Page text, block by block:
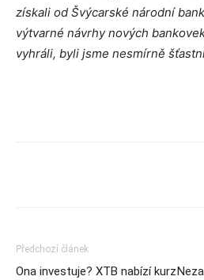
získali od Švýcarské národní
výtvarné návrhy nových
vyhráli, byli jsme nesmírně
Předchozí článek
Ona investuje? XTB nabízí kurz